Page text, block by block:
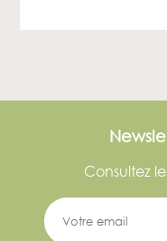
Consultez